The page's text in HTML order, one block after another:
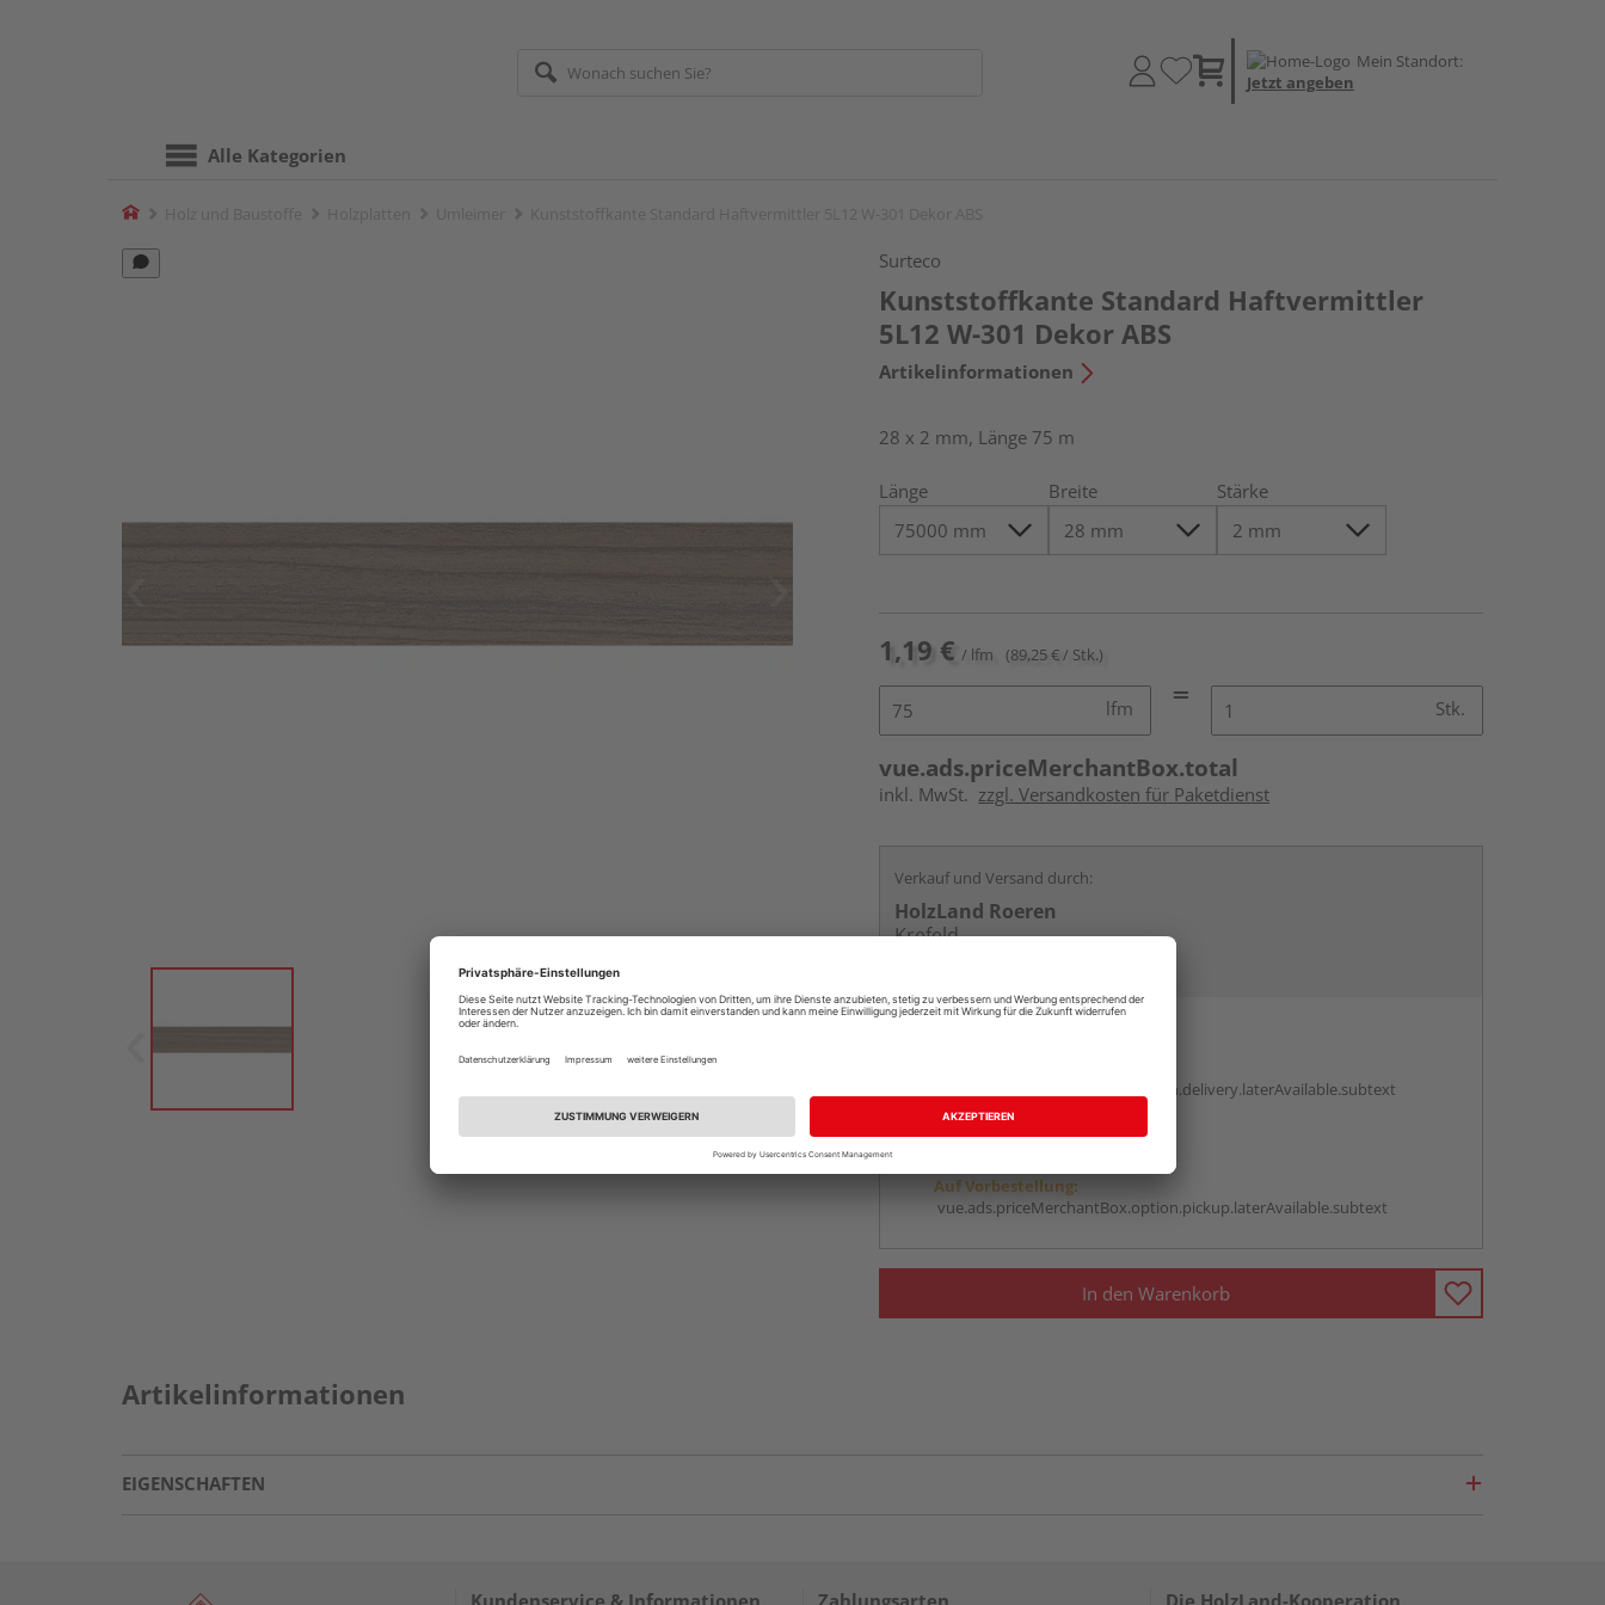
Mein Standort:
Jetzt angeben
Alle Kategorien
Home
Surteco
Kunststoffkante Standard Haftvermittler
5L12 W-301 Dekor ABS
Artikelinformationen
28 x 2 mm, Länge 75 m
Länge Breite Stärke
1,19 € / lfm (89,25 € / Stk.)
lfm Stk.
vue.ads.priceMerchantBox.total
inkl. MwSt. zzgl. Versandkosten für Paketdienst
Verkauf und Versand durch:
HolzLand Roeren
Krefeld
vue.ads.priceMerchantBox.option.delivery.laterAvailable.subtext
Auf Vorbestellung:
vue.ads.priceMerchantBox.option.pickup.laterAvailable.subtext
In den Warenkorb
Artikelinformationen
EIGENSCHAFTEN
Kundenservice & Informationen Zahlungsarten Die HolzLand-Kooperation